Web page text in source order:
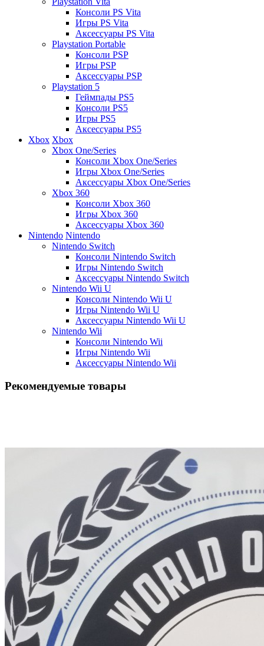
Консоли PS Vita
Игры PS Vita
Аксессуары PS Vita
Playstation Portable
Консоли PSP
Игры PSP
Аксессуары PSP
Playstation 5
Геймпады PS5
Консоли PS5
Игры PS5
Аксессуары PS5
Xbox Xbox
Xbox One/Series
Консоли Xbox One/Series
Игры Xbox One/Series
Аксессуары Xbox One/Series
Xbox 360
Консоли Xbox 360
Игры Xbox 360
Аксессуары Xbox 360
Nintendo Nintendo
Nintendo Switch
Консоли Nintendo Switch
Игры Nintendo Switch
Аксессуары Nintendo Switch
Nintendo Wii U
Консоли Nintendo Wii U
Игры Nintendo Wii U
Аксессуары Nintendo Wii U
Nintendo Wii
Консоли Nintendo Wii
Игры Nintendo Wii
Аксессуары Nintendo Wii
Рекомендуемые товары